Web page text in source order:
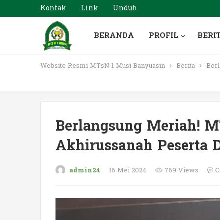
Kontak Link Unduh
BERANDA PROFIL
Website Resmi MTsN 1 Musi Banyuasin Berita
Berlangsung Meriah!
Akhirussanah Peserta
admin24 16 Mei 2024 769 Views